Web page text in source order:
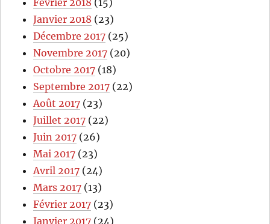
Fevrier 2018 (15)
Janvier 2018 (23)
Décembre 2017 (25)
Novembre 2017 (20)
Octobre 2017 (18)
Septembre 2017 (22)
Août 2017 (23)
Juillet 2017 (22)
Juin 2017 (26)
Mai 2017 (23)
Avril 2017 (24)
Mars 2017 (13)
Février 2017 (23)
Janvier 2017 (24)